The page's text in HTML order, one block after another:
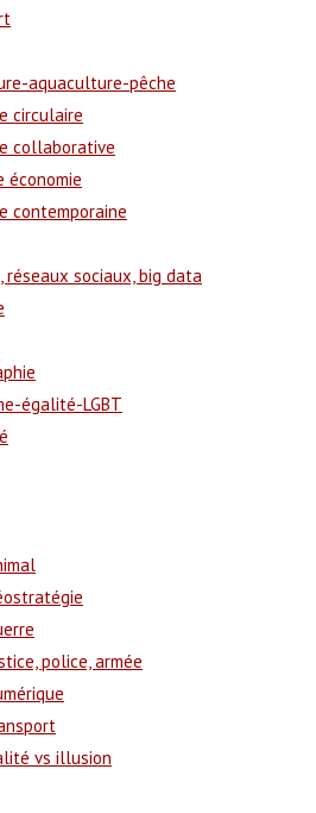
aquaculture-pêche
circulaire
collaborative
économie
contemporaine
réseaux sociaux, big data
égalité-LGBT
police, armée
vs illusion